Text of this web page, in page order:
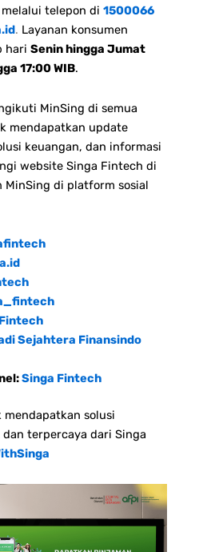
telepon di 1500066
. Layanan konsumen
hari Senin hingga Jumat
17:00 WIB.
MinSing di semua
mendapatkan update
keuangan, dan informasi
website Singa Fintech di
MinSing di platform sosial
Sejahtera Finansindo
Singa Fintech
solusi
terpercaya dari Singa